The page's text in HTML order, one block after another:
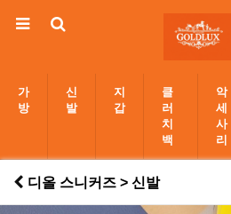
가
방
신
발
지
갑
클
러
치
백
악
세
사
리
디올 스니커즈 > 신발